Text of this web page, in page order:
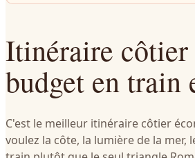
Itinéraire
budget en train
C'est le meilleur itinéraire côtier
voulez la côte, la lumière de la mer,